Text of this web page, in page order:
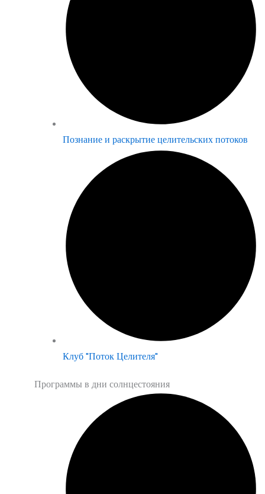
Познание и раскрытие целительских потоков
Клуб "Поток Целителя"
Программы в дни солнцестояния